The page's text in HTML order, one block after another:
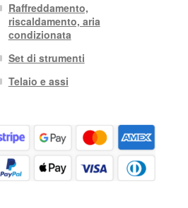
Raffreddamento,
riscaldamento, aria
condizionata
Set di strumenti
Telaio e assi